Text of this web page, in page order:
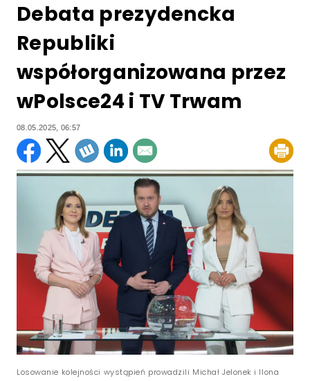
Debata prezydencka
Republiki
współorganizowana przez
wPolsce24 i TV Trwam
08.05.2025, 06:57
Losowanie kolejności wystąpień prowadzili Michał Jelonek i Ilona